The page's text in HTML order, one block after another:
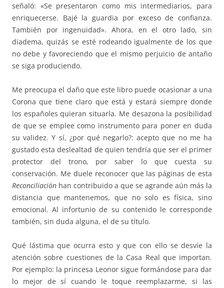
señaló: «Se presentaron como mis intermediarios, para
enriquecerse. Bajé la guardia por exceso de confianza.
También por ingenuidad». Ahora, en el otro lado, sin
diadema, quizás se esté rodeando igualmente de los que
no debe y favoreciendo que el mismo perjuicio de antaño
se siga produciendo.
Me preocupa el daño que este libro puede ocasionar a una
Corona que tiene claro que está y estará siempre donde
los españoles quieran situarla. Me desazona la posibilidad
de que se emplee como instrumento para poner en duda
su validez. Y sí, ¿por qué negarlo?: acepto que no me ha
gustado esta deslealtad de quien tendría que ser el primer
protector del trono, por saber lo que cuesta su
conservación. Me duele reconocer que las páginas de esta
Reconciliación han contribuido a que se agrande aún más la
distancia que mantenemos, que no solo es física, sino
emocional. Al infortunio de su contenido le corresponde
también, sin duda alguna, el de su título.
Qué lástima que ocurra esto y que con ello se desvíe la
atención sobre cuestiones de la Casa Real que importan.
Por ejemplo: la princesa Leonor sigue formándose para dar
lo mejor de sí cuando le toque reemplazarme, si las